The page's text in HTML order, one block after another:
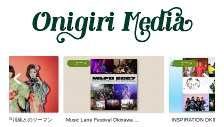
戸川純とのツーマン
ニュース
Music Lane Festival Okinawa ...
ニュース
INSPIRATION